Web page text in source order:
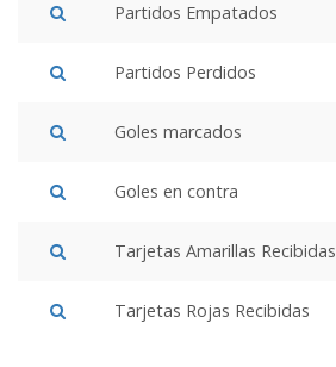
Partidos Empatados
Partidos Perdidos
Goles marcados
Goles en contra
Tarjetas Amarillas Recibidas
Tarjetas Rojas Recibidas